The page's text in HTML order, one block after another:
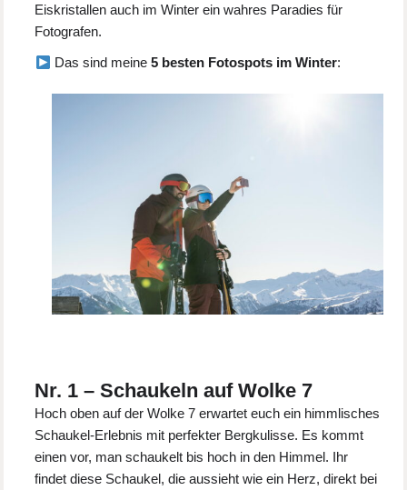
Eiskristallen auch im Winter ein wahres Paradies für
Fotografen.
Das sind meine 5 besten Fotospots im Winter:
Nr. 1 – Schaukeln auf Wolke 7
Hoch oben auf der Wolke 7 erwartet euch ein himmlisches
Schaukel-Erlebnis mit perfekter Bergkulisse. Es kommt
einen vor, man schaukelt bis hoch in den Himmel. Ihr
findet diese Schaukel, die aussieht wie ein Herz, direkt bei